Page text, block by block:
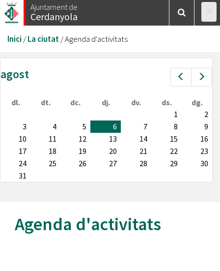
Vés
al
Ajuntament de
Cerdanyola
Esteu
aquí
Inici /La ciutat/Agenda d'activitats
Prev
agost
dl. dt. dc. dj. dv. ds.
dg.
1
2
3
4 5 6 7 8
9
10
11 12 13 14 15
16
17
18 19 20 21 22
23
24
25 26 27 28 29
30
31
Agenda d'activitats